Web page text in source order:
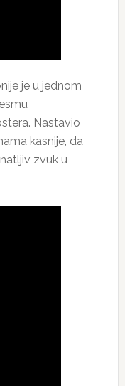
je u jednom
Nastavio
kasnije, da
zvuk u